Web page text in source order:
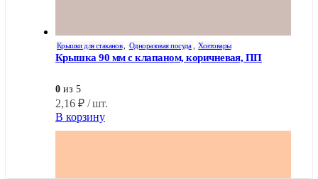
Крышки для стаканов Одноразовая посуда Хозтовары
Крышка 90 мм с клапаном, коричневая, ПП
0 из 5
2,16 ₽ / шт.
В корзину